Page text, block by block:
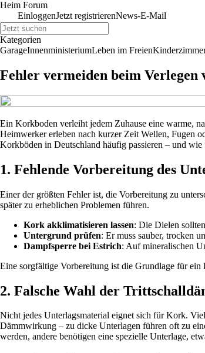
Heim Forum
EinloggenJetzt registrierenNews-E-Mail
Kategorien
GarageInnenministeriumLeben im Freien
Fehler vermeiden beim
Ein Korkboden verleiht jedem Zuhause eine warme,
Heimwerker erleben nach kurzer Zeit Wellen, Fugen
Korkböden in Deutschland häufig passieren – und wie
1. Fehlende Vorbereitung des
Einer der größten Fehler ist, die Vorbereitung zu
später zu erheblichen Problemen führen.
Kork akklimatisieren lassen: Die Dielen
Untergrund prüfen: Er muss sauber, trocken
Dampfsperre bei Estrich: Auf mineralischen
Eine sorgfältige Vorbereitung ist die Grundlage für ein
2. Falsche Wahl der
Nicht jedes Unterlagsmaterial eignet sich für Kork.
Dämmwirkung – zu dicke Unterlagen führen oft zu
werden, andere benötigen eine spezielle Unterlage,